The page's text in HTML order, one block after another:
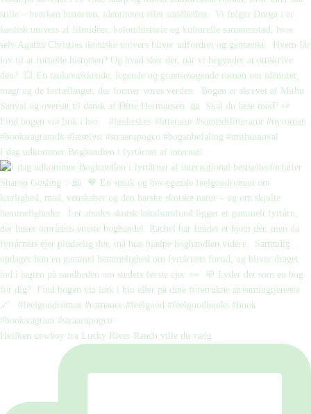
I dag udkommer Boghandlen i fyrtårnet af internati
Hvilken cowboy fra Lucky River Ranch ville du vælg